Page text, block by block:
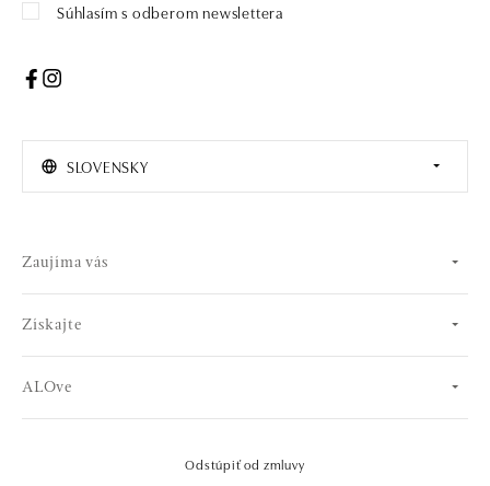
Súhlasím s odberom newslettera
SLOVENSKY
Zaujíma vás
Získajte
ALOve
Odstúpiť od zmluvy